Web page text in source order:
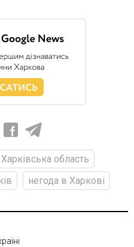
Харківська область
негода в Харкові